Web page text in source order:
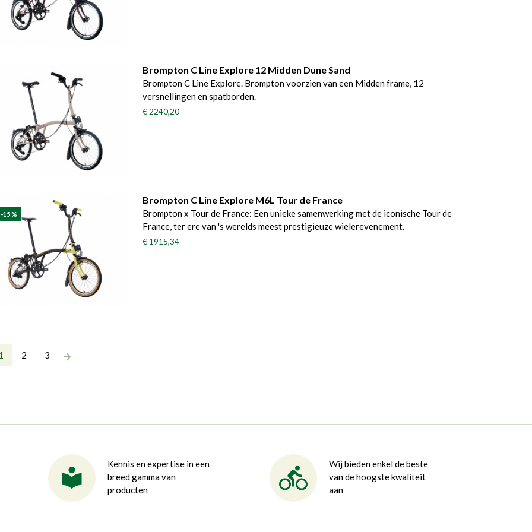
Brompton C Line Explore 12 Midden Dune Sand
Brompton C Line Explore. Brompton voorzien van een Midden frame, 12
versnellingen en spatborden.
€ 2240,20
15 %
Brompton C Line Explore M6L Tour de France
Brompton x Tour de France: Een unieke samenwerking met de iconische Tour de
France, ter ere van 's werelds meest prestigieuze wielerevenement.
€ 1915,34
2 3
Kennis en expertise in een
breed gamma van
producten
Wij bieden enkel de beste
van de hoogste kwaliteit
aan